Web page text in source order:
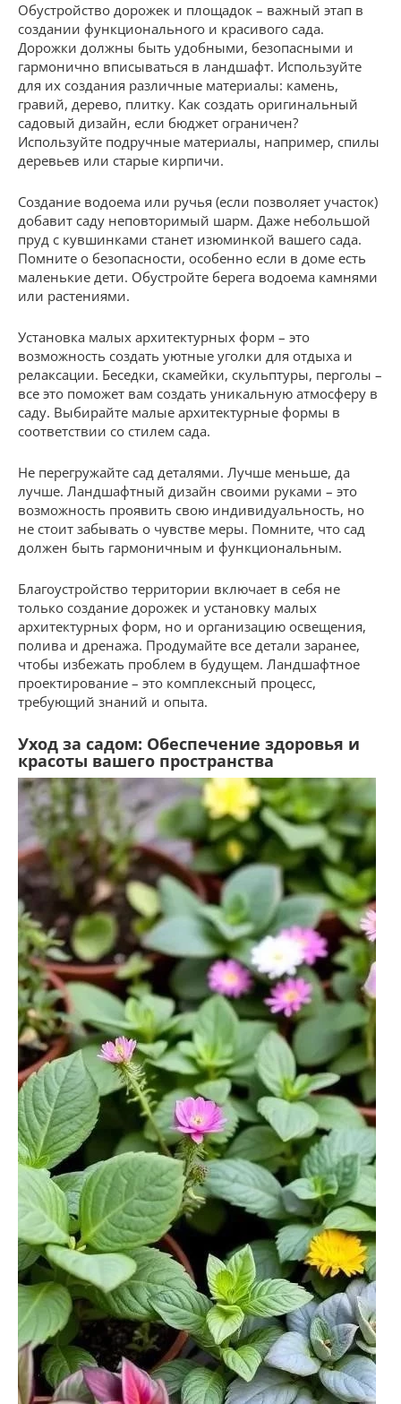
Обустройство дорожек и площадок – важный этап в
создании функционального и красивого сада.
Дорожки должны быть удобными, безопасными и
гармонично вписываться в ландшафт. Используйте
для их создания различные материалы: камень,
гравий, дерево, плитку. Как создать оригинальный
садовый дизайн, если бюджет ограничен?
Используйте подручные материалы, например, спилы
деревьев или старые кирпичи.
Создание водоема или ручья (если позволяет участок)
добавит саду неповторимый шарм. Даже небольшой
пруд с кувшинками станет изюминкой вашего сада.
Помните о безопасности, особенно если в доме есть
маленькие дети. Обустройте берега водоема камнями
или растениями.
Установка малых архитектурных форм – это
возможность создать уютные уголки для отдыха и
релаксации. Беседки, скамейки, скульптуры, перголы –
все это поможет вам создать уникальную атмосферу в
саду. Выбирайте малые архитектурные формы в
соответствии со стилем сада.
Не перегружайте сад деталями. Лучше меньше, да
лучше. Ландшафтный дизайн своими руками – это
возможность проявить свою индивидуальность, но
не стоит забывать о чувстве меры. Помните, что сад
должен быть гармоничным и функциональным.
Благоустройство территории включает в себя не
только создание дорожек и установку малых
архитектурных форм, но и организацию освещения,
полива и дренажа. Продумайте все детали заранее,
чтобы избежать проблем в будущем. Ландшафтное
проектирование – это комплексный процесс,
требующий знаний и опыта.
Уход за садом: Обеспечение здоровья и
красоты вашего пространства